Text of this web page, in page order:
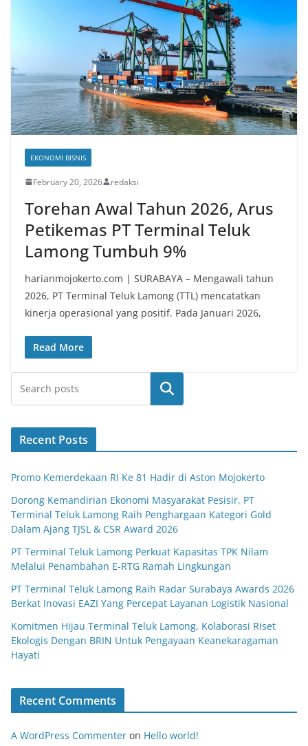
EKONOMI BISNIS
February 20, 2026 redaksi
Torehan Awal Tahun 2026, Arus
Petikemas PT Terminal Teluk
Lamong Tumbuh 9%
harianmojokerto.com | SURABAYA – Mengawali tahun
2026, PT Terminal Teluk Lamong (TTL) mencatatkan
kinerja operasional yang positif. Pada Januari 2026,
Read More
Search
Recent Posts
Promo Kemerdekaan RI Ke 81 Hadir di Aston Mojokerto
Dorong Kemandirian Ekonomi Masyarakat Pesisir, PT
Terminal Teluk Lamong Raih Penghargaan Kategori Gold
Dalam Ajang TJSL & CSR Award 2026
PT Terminal Teluk Lamong Perkuat Kapasitas TPK Nilam
Melalui Penambahan E-RTG Ramah Lingkungan
PT Terminal Teluk Lamong Raih Radar Surabaya Awards 2026
Berkat Inovasi EAZI Yang Percepat Layanan Logistik Nasional
Komitmen Hijau Terminal Teluk Lamong, Kolaborasi Riset
Ekologis Dengan BRIN Untuk Pengayaan Keanekaragaman
Hayati
Recent Comments
A WordPress Commenter on Hello world!